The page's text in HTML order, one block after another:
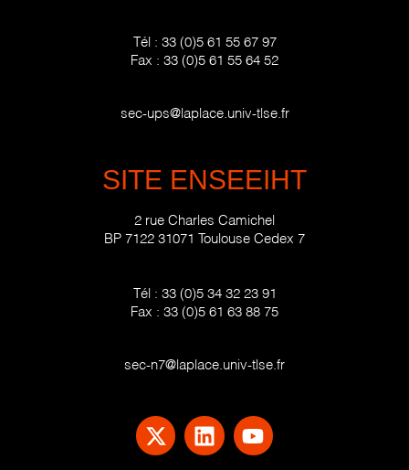
Tél : 33 (0)5 61 55 67 97
Fax : 33 (0)5 61 55 64 52
sec-ups@laplace.univ-tlse.fr
SITE ENSEEIHT
2 rue Charles Camichel
BP 7122 31071 Toulouse Cedex 7
Tél : 33 (0)5 34 32 23 91
Fax : 33 (0)5 61 63 88 75
sec-n7@laplace.univ-tlse.fr